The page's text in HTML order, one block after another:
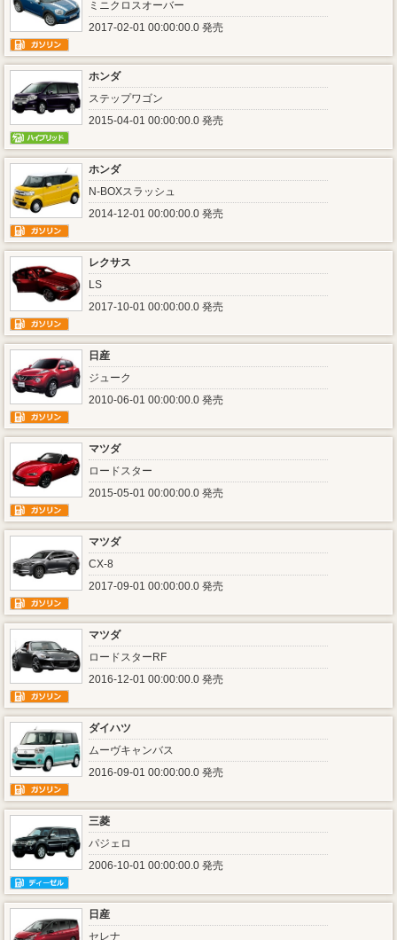
ミニクロスオーバー
2017-02-01 00:00:00.0 発売
ホンダ
ステップワゴン
2015-04-01 00:00:00.0 発売
ホンダ
N-BOXスラッシュ
2014-12-01 00:00:00.0 発売
レクサス
LS
2017-10-01 00:00:00.0 発売
日産
ジューク
2010-06-01 00:00:00.0 発売
マツダ
ロードスター
2015-05-01 00:00:00.0 発売
マツダ
CX-8
2017-09-01 00:00:00.0 発売
マツダ
ロードスターRF
2016-12-01 00:00:00.0 発売
ダイハツ
ムーヴキャンバス
2016-09-01 00:00:00.0 発売
三菱
パジェロ
2006-10-01 00:00:00.0 発売
日産
セレナ